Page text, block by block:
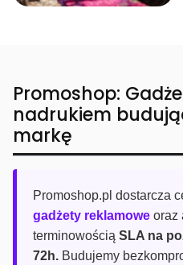
Promoshop:
nadrukiem
markę
Promoshop.pl dostarcza
gadżety reklamowe oraz
terminowością SLA na
72h. Budujemy